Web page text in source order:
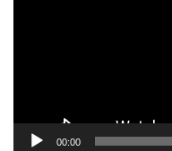
00:00